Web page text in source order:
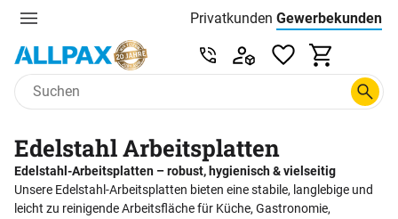
Menu Privatkunden Preisliste:
Gewerbekunden
Zum Hauptinhalt springen
Service & Beratung unter
Edelstahl Arbeitsplatten
Edelstahl-Arbeitsplatten – robust, hygienisch & vielseitig
Unsere Edelstahl-Arbeitsplatten bieten eine stabile, langlebige und
leicht zu reinigende Arbeitsfläche für Küche, Gastronomie,